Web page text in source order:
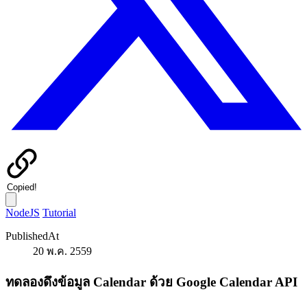
Copied!
NodeJS Tutorial
PublishedAt
20 พ.ค. 2559
ทดลองดึงข้อมูล Calendar ด้วย Google Calendar API